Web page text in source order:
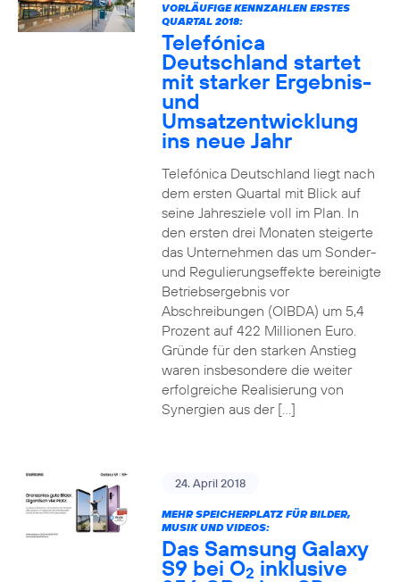
VORLÄUFIGE KENNZAHLEN ERSTES
QUARTAL 2018:
Telefónica
Deutschland startet
mit starker Ergebnis-
und
Umsatzentwicklung
ins neue Jahr
Telefónica Deutschland liegt nach
dem ersten Quartal mit Blick auf
seine Jahresziele voll im Plan. In
den ersten drei Monaten steigerte
das Unternehmen das um Sonder-
und Regulierungseffekte bereinigte
Betriebsergebnis vor
Abschreibungen (OIBDA) um 5,4
Prozent auf 422 Millionen Euro.
Gründe für den starken Anstieg
waren insbesondere die weiter
erfolgreiche Realisierung von
Synergien aus der […]
24. April 2018
MEHR SPEICHERPLATZ FÜR BILDER,
MUSIK UND VIDEOS:
Das Samsung Galaxy
S9 bei O2 inklusive